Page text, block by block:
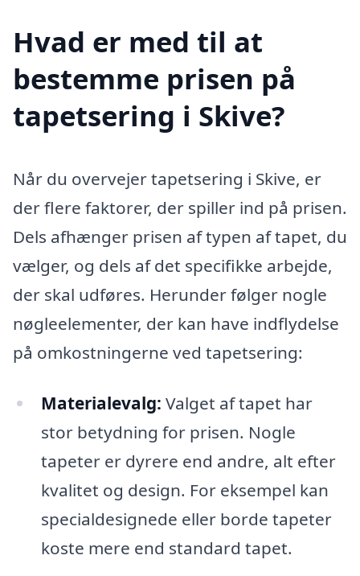
Hvad er med til at
bestemme prisen på
tapetsering i Skive?
Når du overvejer tapetsering i Skive, er
der flere faktorer, der spiller ind på prisen.
Dels afhænger prisen af typen af tapet, du
vælger, og dels af det specifikke arbejde,
der skal udføres. Herunder følger nogle
nøgleelementer, der kan have indflydelse
på omkostningerne ved tapetsering:
Materialevalg: Valget af tapet har
stor betydning for prisen. Nogle
tapeter er dyrere end andre, alt efter
kvalitet og design. For eksempel kan
specialdesignede eller borde tapeter
koste mere end standard tapet.